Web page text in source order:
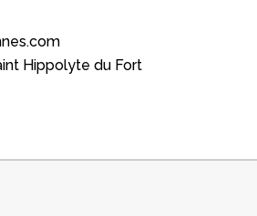
Hippolyte du Fort